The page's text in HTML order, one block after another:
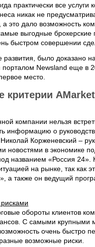
практически все услуги
никак не
а это дало возможность
выгодные
быстром совершении
было доказано
Newsland еще в
место.
критерии
компании нельзя
информацию о
Корженевский –
новостями в экономике
названием «Россия 24».
на рынке, так как
а также он ведущий
обороты клиентов
С самыми крупными
очень быстро
возможные риски.